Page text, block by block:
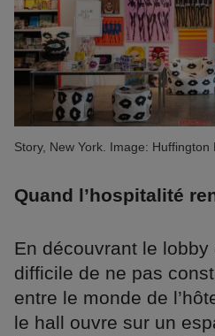
Story, New York. Image: Huffington
Quand l’hospitalité
En découvrant le lobby
difficile de ne pas
entre le monde de
le hall ouvre sur un